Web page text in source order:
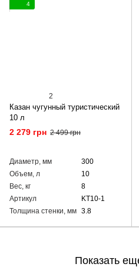
4
2
Казан чугунный туристический
10 л
2 279 грн 2 499 грн
Диаметр, мм
300
Объем, л
10
Вес, кг
8
Артикул
KT10-1
Толщина стенки, мм 3.8
Показать